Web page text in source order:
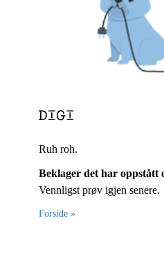
Ruh roh.
Beklager det har oppstått
Vennligst prøv igjen senere.
Forside »